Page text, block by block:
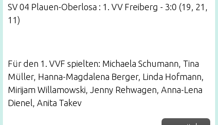
SV 04 Plauen-Oberlosa : 1. VV Freiberg - 3:0 (19, 21,
11)
Für den 1. VVF spielten: Michaela Schumann, Tina
Müller, Hanna-Magdalena Berger, Linda Hofmann,
Mirijam Willamowski, Jenny Rehwagen, Anna-Lena
Dienel, Anita Takev